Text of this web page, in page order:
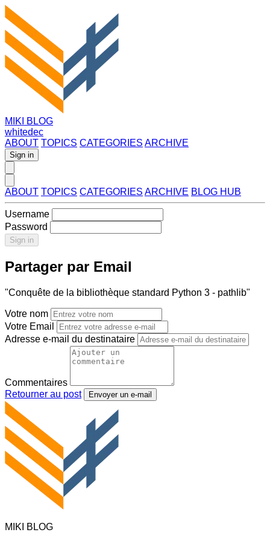
MIKI BLOG
whitedec
ABOUT TOPICS CATEGORIES ARCHIVE
Sign in
ABOUT TOPICS CATEGORIES ARCHIVE BLOG HUB
Username
Password
Sign in
Partager par Email
"Conquête de la bibliothèque standard Python 3 - pathlib"
Votre nom
Votre Email
Adresse e-mail du destinataire
Commentaires
Retourner au post
Envoyer un e-mail
MIKI BLOG